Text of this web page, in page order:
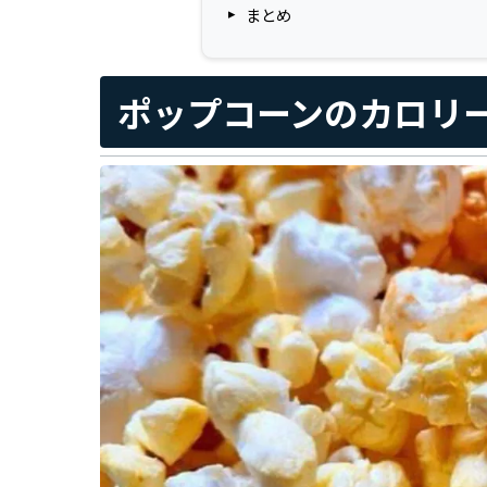
まとめ
ポップコーンのカロリ